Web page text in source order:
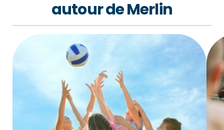
autour de Merlin